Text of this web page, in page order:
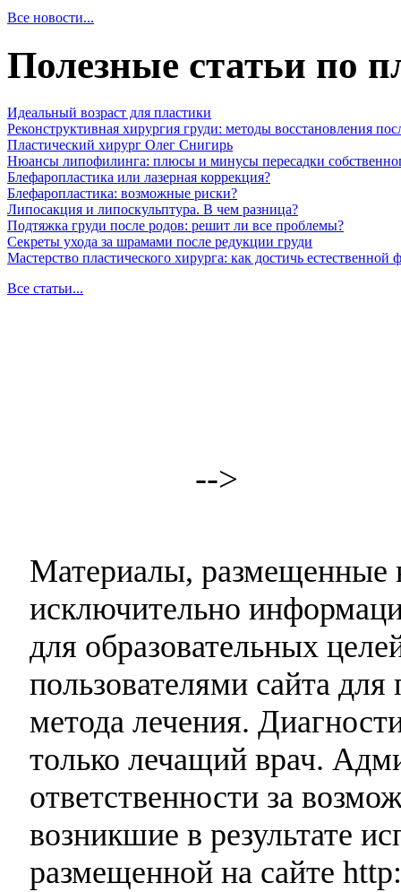
Все новости...
Полезные статьи по
Идеальный возраст для пластики
Реконструктивная хирургия груди: методы восстановления
Пластический хирург Олег Снигирь
Нюансы липофилинга: плюсы и минусы пересадки
Блефаропластика или лазерная коррекция?
Блефаропластика: возможные риски?
Липосакция и липоскульптура. В чем разница?
Подтяжка груди после родов: решит ли все проблемы?
Секреты ухода за шрамами после редукции груди
Мастерство пластического хирурга: как достичь
Все статьи...
-->
Материалы, размещенные
исключительно
для образовательных
пользователями сайта
метода лечения.
только лечащий врач.
ответственности за
возникшие в результате
размещенной на сайте